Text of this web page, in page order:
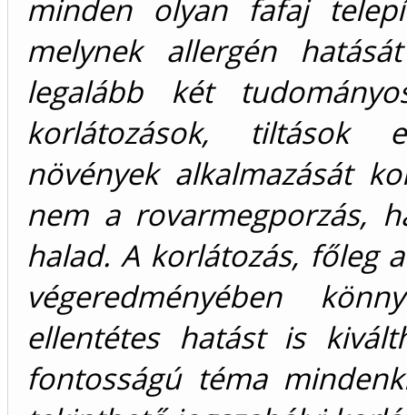
minden olyan fafaj
melynek allergén
legalább két
korlátozások, tiltások
növények alkalmazását
nem a rovarmegporzás,
halad. A korlátozás, főleg
végeredményében
ellentétes hatást is
fontosságú téma